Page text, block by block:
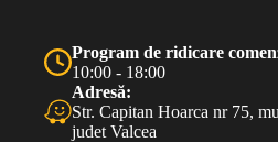
Program de ridicare
10:00 - 18:00
Adresă:
Str. Capitan Hoarca nr 75,
judet Valcea